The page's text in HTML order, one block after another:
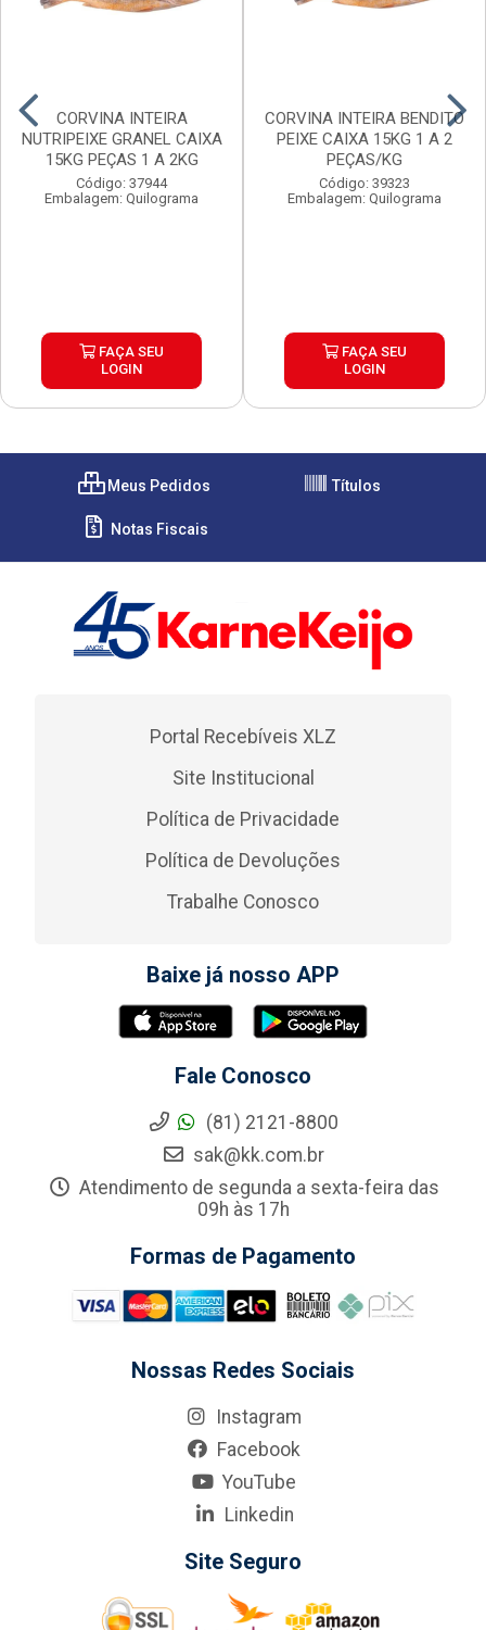
CORVINA INTEIRA
NUTRIPEIXE GRANEL CAIXA
15KG PEÇAS 1 A 2KG
Código: 37944
Embalagem: Quilograma
FAÇA SEU
LOGIN
CORVINA INTEIRA BENDITO
PEIXE CAIXA 15KG 1 A 2
PEÇAS/KG
Código: 39323
Embalagem: Quilograma
FAÇA SEU
LOGIN
Meus Pedidos Títulos
Notas Fiscais
Portal Recebíveis XLZ
Site Institucional
Política de Privacidade
Política de Devoluções
Trabalhe Conosco
Baixe já nosso APP
Fale Conosco
(81) 2121-8800
sak@kk.com.br
Atendimento de segunda a sexta-feira das
09h às 17h
Formas de Pagamento
Nossas Redes Sociais
Instagram
Facebook
YouTube
Linkedin
Site Seguro